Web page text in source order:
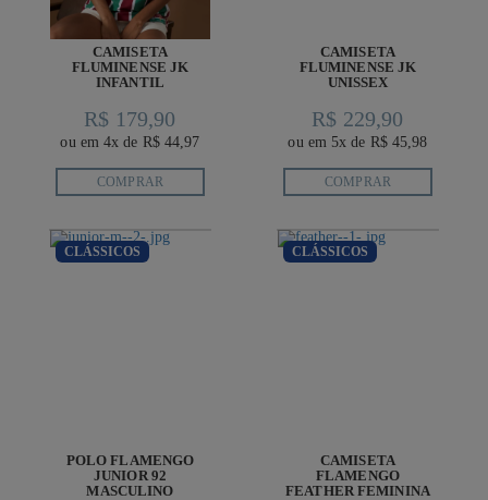
CAMISETA
FLUMINENSE JK
INFANTIL
R$ 179,90
ou em 4x de R$ 44,97
COMPRAR
CAMISETA
FLUMINENSE JK
UNISSEX
R$ 229,90
ou em 5x de R$ 45,98
COMPRAR
CLÁSSICOS
POLO FLAMENGO
JUNIOR 92
MASCULINO
CLÁSSICOS
CAMISETA
FLAMENGO
FEATHER FEMININA